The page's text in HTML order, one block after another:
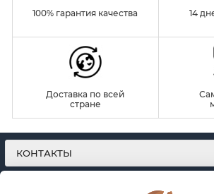
100% гарантия качества
14
Доставка по всей
стране
КОНТАКТЫ